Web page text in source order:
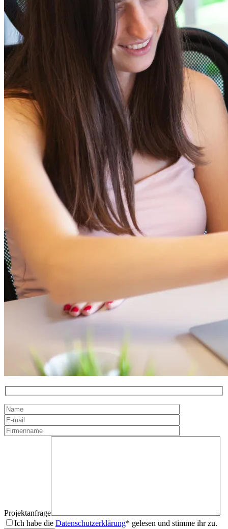
Projektanfrage
Ich habe die Datenschutzerklärung* gelesen und stimme ihr zu.